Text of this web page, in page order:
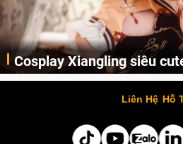
Lala Croft vừa nóng vừa
AI
Liên Hệ Hỗ